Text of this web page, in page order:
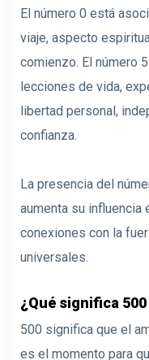
El número 0 está
viaje, aspecto
comienzo. El número
lecciones de vida,
libertad personal,
confianza.
La presencia del
aumenta su influencia
conexiones con la
universales.
¿Qué significa
500 significa que el
es el momento para